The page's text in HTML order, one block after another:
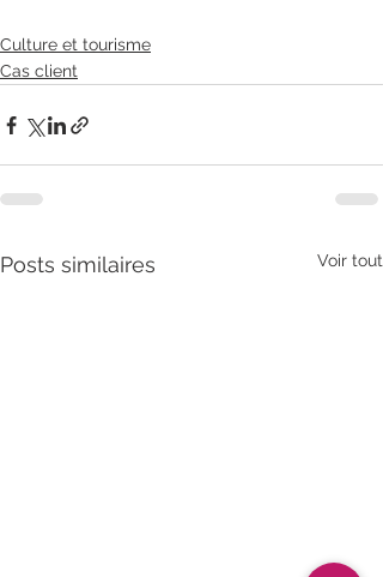
Culture et tourisme
Cas client
Posts similaires Voir tout